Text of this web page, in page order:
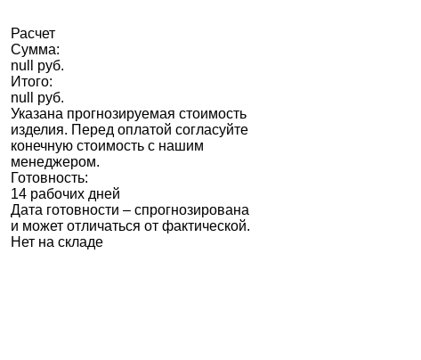
Расчет
Сумма:
null руб.
Итого:
null руб.
Указана прогнозируемая стоимость
изделия. Перед оплатой согласуйте
конечную стоимость с нашим
менеджером.
Готовность:
14 рабочих дней
Дата готовности – спрогнозирована
и может отличаться от фактической.
Нет на складе